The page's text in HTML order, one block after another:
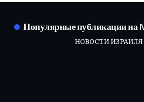
Популярные публикации на
НОВОСТИ ИЗРАИЛЯ